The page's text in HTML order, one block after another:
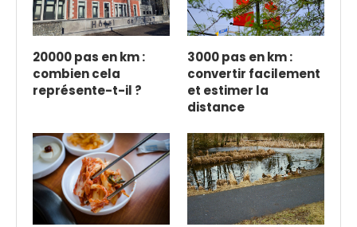
20000 pas en km :
combien cela
représente-t-il ?
3000 pas en km :
convertir facilement
et estimer la
distance